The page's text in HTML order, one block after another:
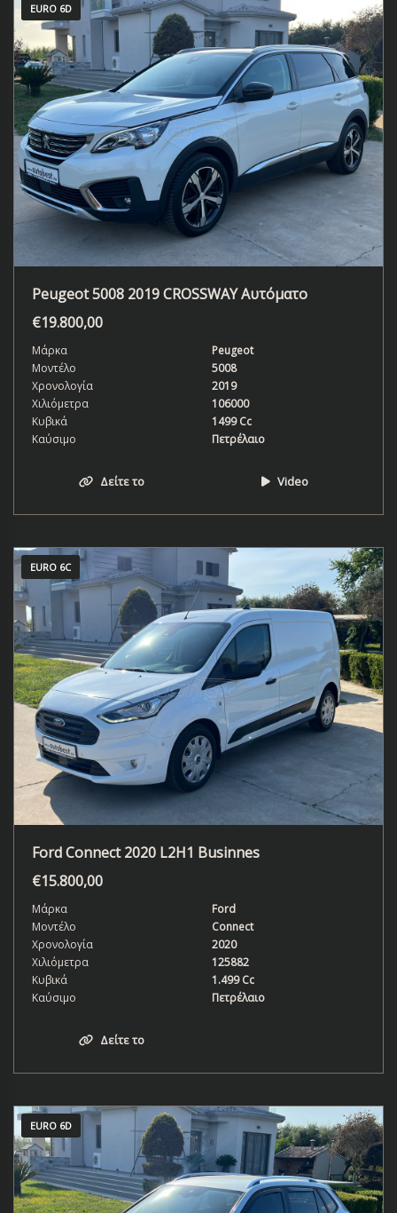
EURO 6D
Peugeot 5008 2019 CROSSWAY Αυτόματο
€19.800,00
Μάρκα
Peugeot
Μοντέλο
5008
Χρονολογία
2019
Χιλιόμετρα
106000
Κυβικά
1499 Cc
Καύσιμο
Πετρέλαιο
Δείτε το Video
EURO 6C
Ford Connect 2020 L2H1 Businnes
€15.800,00
Μάρκα
Ford
Μοντέλο
Connect
Χρονολογία
2020
Χιλιόμετρα
125882
Κυβικά
1.499 Cc
Καύσιμο
Πετρέλαιο
Δείτε το
EURO 6D